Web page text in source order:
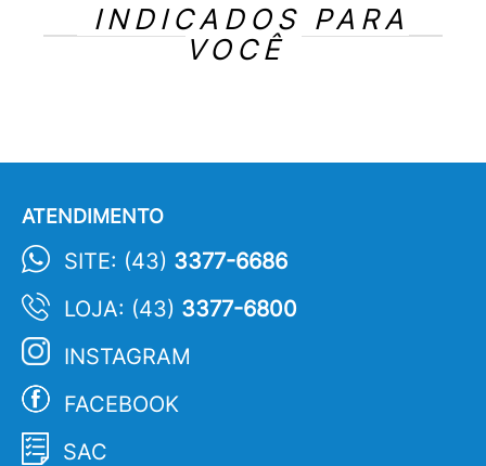
INDICADOS PARA
VOCÊ
ATENDIMENTO
SITE: (43) 3377-6686
LOJA: (43) 3377-6800
INSTAGRAM
FACEBOOK
SAC